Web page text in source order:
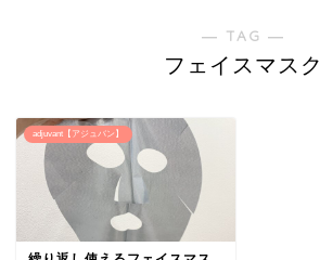
― TAG ―
フェイスマスク
adjuvant【アジュバン】